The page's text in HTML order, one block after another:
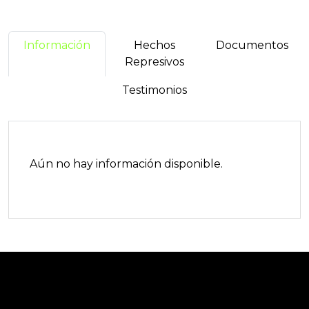
Información
Hechos
Represivos
Documentos
Testimonios
Aún no hay información disponible.